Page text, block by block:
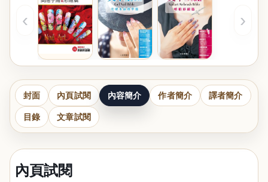
‹ ›
封面 內頁試閱 內容簡介 作者簡介 譯者簡介
目錄 文章試閱
內頁試閱